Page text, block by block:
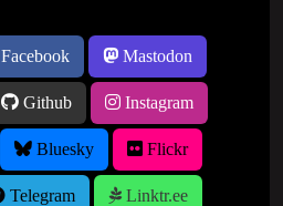
Facebook Mastodon
Github Instagram
Bluesky Flickr
Telegram Linktr.ee